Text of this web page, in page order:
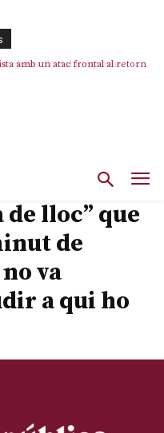
amb un atac frontal al retorn
lloc” que
de
va
a qui ho